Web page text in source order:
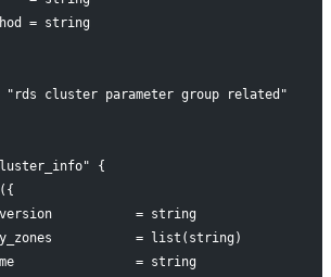
= string
"rds cluster parameter group related"
{
= string
= list(string)
= string